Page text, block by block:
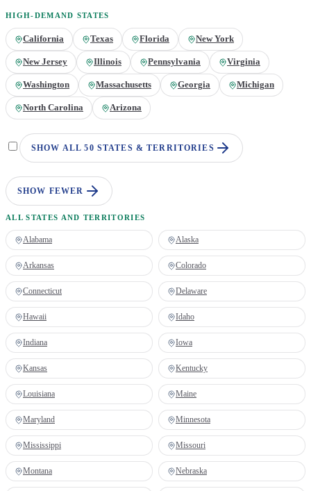
HIGH-DEMAND STATES
California Texas Florida New York
New Jersey Illinois Pennsylvania Virginia
Washington Massachusetts Georgia Michigan
North Carolina Arizona
SHOW ALL 50 STATES & TERRITORIES
SHOW FEWER
ALL STATES AND TERRITORIES
Alabama Alaska
Arkansas Colorado
Connecticut Delaware
Hawaii Idaho
Indiana Iowa
Kansas Kentucky
Louisiana Maine
Maryland Minnesota
Mississippi Missouri
Montana Nebraska